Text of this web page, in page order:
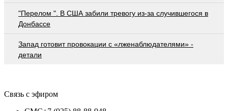
"Перелом ". В США забили тревогу из-за случившегося в
Донбассе
Запад готовит провокации с «лженаблюдателями» -
детали
Связь с эфиром